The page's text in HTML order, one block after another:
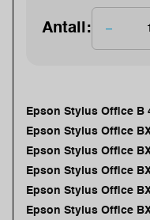
Antall:
Epson Stylus Office B
Epson Stylus Office
Epson Stylus Office
Epson Stylus Office
Epson Stylus Office
Epson Stylus Office